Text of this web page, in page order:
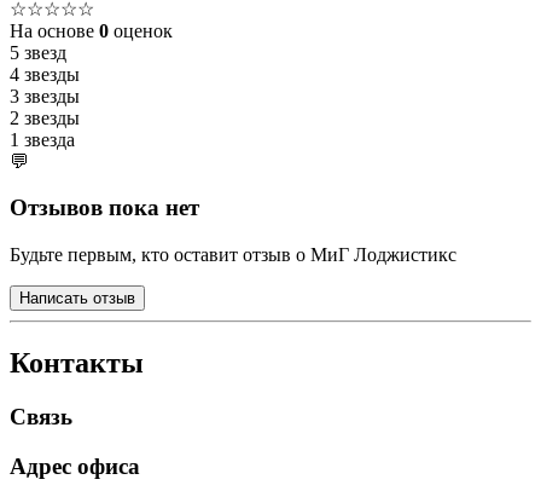
☆☆☆☆☆
На основе 0 оценок
5 звезд
4 звезды
3 звезды
2 звезды
1 звезда
💬
Отзывов пока нет
Будьте первым, кто оставит отзыв о МиГ Лоджистикс
Написать отзыв
Контакты
Связь
Адрес офиса